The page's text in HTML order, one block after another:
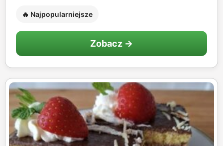
🔥 Najpopularniejsze
Zobacz →